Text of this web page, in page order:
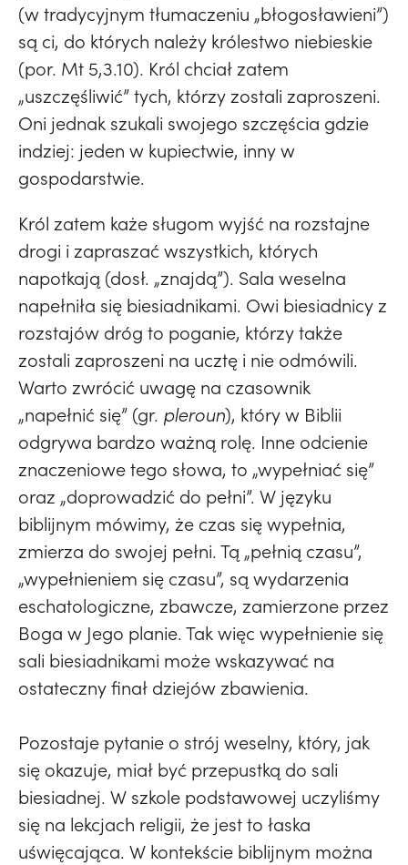
(w tradycyjnym tłumaczeniu „błogosławieni”)
są ci, do których należy królestwo niebieskie
(por. Mt 5,3.10). Król chciał zatem
„uszczęśliwić” tych, którzy zostali zaproszeni.
Oni jednak szukali swojego szczęścia gdzie
indziej: jeden w kupiectwie, inny w
gospodarstwie.
Król zatem każe sługom wyjść na rozstajne
drogi i zapraszać wszystkich, których
napotkają (dosł. „znajdą”). Sala weselna
napełniła się biesiadnikami. Owi biesiadnicy z
rozstajów dróg to poganie, którzy także
zostali zaproszeni na ucztę i nie odmówili.
Warto zwrócić uwagę na czasownik
„napełnić się” (gr. pleroun), który w Biblii
odgrywa bardzo ważną rolę. Inne odcienie
znaczeniowe tego słowa, to „wypełniać się”
oraz „doprowadzić do pełni”. W języku
biblijnym mówimy, że czas się wypełnia,
zmierza do swojej pełni. Tą „pełnią czasu”,
„wypełnieniem się czasu”, są wydarzenia
eschatologiczne, zbawcze, zamierzone przez
Boga w Jego planie. Tak więc wypełnienie się
sali biesiadnikami może wskazywać na
ostateczny finał dziejów zbawienia.
Pozostaje pytanie o strój weselny, który, jak
się okazuje, miał być przepustką do sali
biesiadnej. W szkole podstawowej uczyliśmy
się na lekcjach religii, że jest to łaska
uświęcająca. W kontekście biblijnym można